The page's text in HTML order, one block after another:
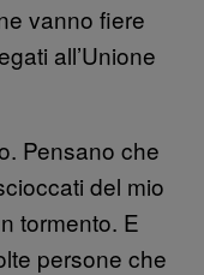
vanno fiere
all’Unione
Pensano che
del mio
tormento. E
persone che